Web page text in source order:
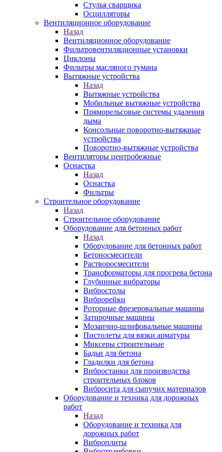
Стулья сварщика
Осцилляторы
Вентиляционное оборудование
Назад
Вентиляционное оборудование
Фильтровентиляционные установки
Циклоны
Фильтры масляного тумана
Вытяжные устройства
Назад
Вытяжные устройства
Мобильные вытяжные устройства
Пряморельсовые системы удаления
дыма
Консольные поворотно-вытяжные
устройства
Поворотно-вытяжные устройства
Вентиляторы центробежные
Оснастка
Назад
Оснастка
Фильтры
Строительное оборудование
Назад
Строительное оборудование
Оборудование для бетонных работ
Назад
Оборудование для бетонных работ
Бетоносмесители
Растворосмесители
Трансформаторы для прогрева бетона
Глубинные вибраторы
Вибростолы
Виброрейки
Роторные фрезеровальные машины
Затирочные машины
Мозаично-шлифовальные машины
Пистолеты для вязки арматуры
Миксеры строительные
Бадьи для бетона
Гладилки для бетона
Вибростанки для производства
строительных блоков
Вибросита для сыпучих материалов
Оборудование и техника для дорожных
работ
Назад
Оборудование и техника для
дорожных работ
Виброплиты